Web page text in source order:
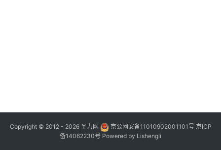
Copyright © 2012 - 2026 圣力网 京公网安备11010902001101号 京ICP
备14062230号 Powered by Lishengli